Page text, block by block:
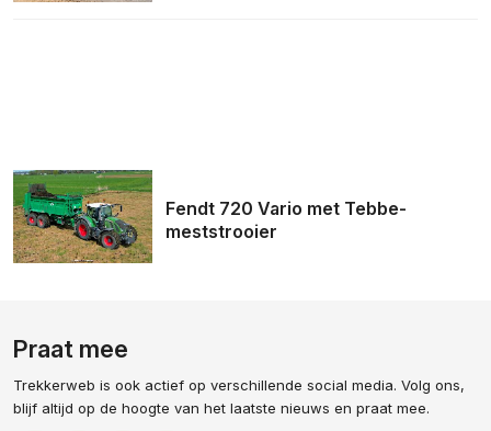
Fendt 720 Vario met Tebbe-
meststrooier
Praat mee
Trekkerweb is ook actief op verschillende social media. Volg ons,
blijf altijd op de hoogte van het laatste nieuws en praat mee.